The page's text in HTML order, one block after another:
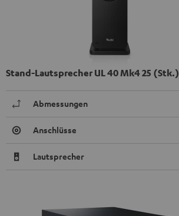
Stand-Lautsprecher UL 40 Mk4 25 (Stk.)
Abmessungen
Anschlüsse
Lautsprecher